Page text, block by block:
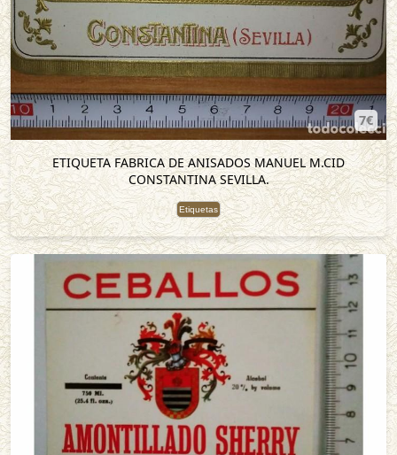
7€
ETIQUETA FABRICA DE ANISADOS MANUEL M.CID
CONSTANTINA SEVILLA.
Etiquetas